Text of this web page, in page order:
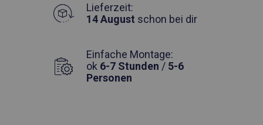
Lieferzeit:
14 August schon bei dir
Einfache Montage:
ok 6-7 Stunden / 5-6
Personen